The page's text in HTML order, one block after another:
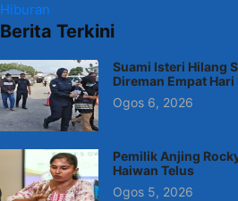
Hiburan
Berita Terkini
Suami Isteri Hilang
Direman Empat
Ogos 6, 2026
Pemilik Anjing
Haiwan Telus
Ogos 5, 2026